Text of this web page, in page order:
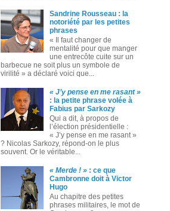
Sandrine Rousseau : la
notoriété par les petites
phrases
« Il faut changer de
mentalité pour que manger
une entrecôte cuite sur un
barbecue ne soit plus un symbole de
virilité » a déclaré voici que...
« J’y pense en me rasant »
: la petite phrase volée à
Fabius par Sarkozy
Qui a dit, à propos de
l’élection présidentielle :
« J’y pense en me rasant »
? Nicolas Sarkozy, répond-on le plus
souvent. Or le véritable...
« Merde ! »: ce que
Cambronne doit à Victor
Hugo
Au chapitre des petites
phrases militaires, le mot de